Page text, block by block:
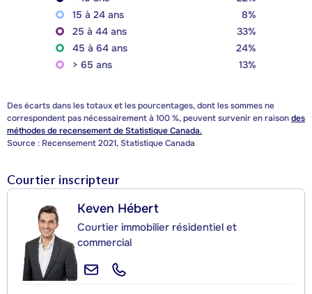
15 à 24 ans
8%
25 à 44 ans
33%
45 à 64 ans
24%
> 65 ans
13%
Des écarts dans les totaux et les pourcentages, dont les sommes ne
correspondent pas nécessairement à 100 %, peuvent survenir en raisondes
méthodes de recensement de Statistique Canada.
Source : Recensement 2021, Statistique Canada
Courtier inscripteur
Keven Hébert
Courtier immobilier résidentiel et
commercial